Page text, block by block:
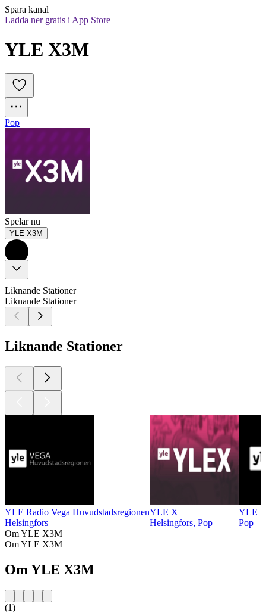
Spara kanal
Ladda ner gratis i App Store
YLE X3M
Pop
Spelar nu
YLE X3M
Liknande Stationer
Liknande Stationer
Liknande Stationer
YLE Radio Vega Huvudstadsregionen
Helsingfors
YLE X
Helsingfors, Pop
YLE
Pop
Om YLE X3M
Om YLE X3M
Om YLE X3M
(1)